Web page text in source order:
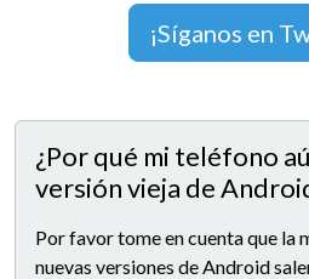
¡Síganos en
¿Por qué mi teléfono
versión vieja de
Por favor tome en cuenta que la
nuevas versiones de Android